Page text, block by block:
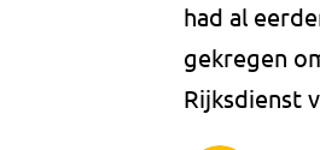
had al
gekregen
Rijksdienst